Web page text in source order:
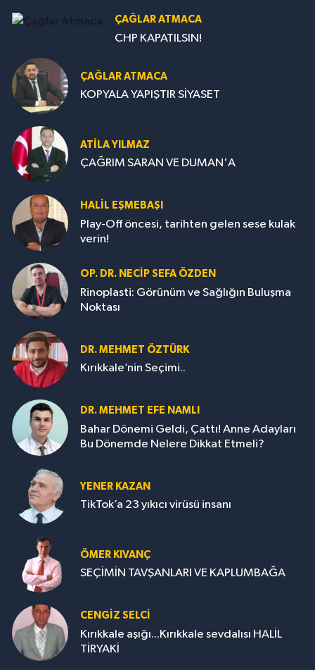
ÇAĞLAR ATMACA
CHP KAPATILSIN!
ÇAĞLAR ATMACA
KOPYALA YAPIŞTIR SİYASET
ATILA YILMAZ
ÇAĞRIM SARAN VE DUMAN'A
HALIL EŞMEBAŞI
Play-Off öncesi, tarihten gelen sese kulak
verin!
OP. DR. NECIP SEFA ÖZDEN
Rinoplasti: Görünüm ve Sağlığın Buluşma
Noktası
DR. MEHMET ÖZTÜRK
Kırıkkale’nin Seçimi..
DR. MEHMET EFE NAMLI
Bahar Dönemi Geldi, Çattı! Anne Adayları
Bu Dönemde Nelere Dikkat Etmeli?
YENER KAZAN
TikTok’a 23 yıkıcı virüsü insanı
ÖMER KIVANÇ
SEÇİMİN TAVŞANLARI VE KAPLUMBAĞA
CENGİZ SELCİ
Kırıkkale aşığı...Kırıkkale sevdalısı HALİL
TİRYAKİ